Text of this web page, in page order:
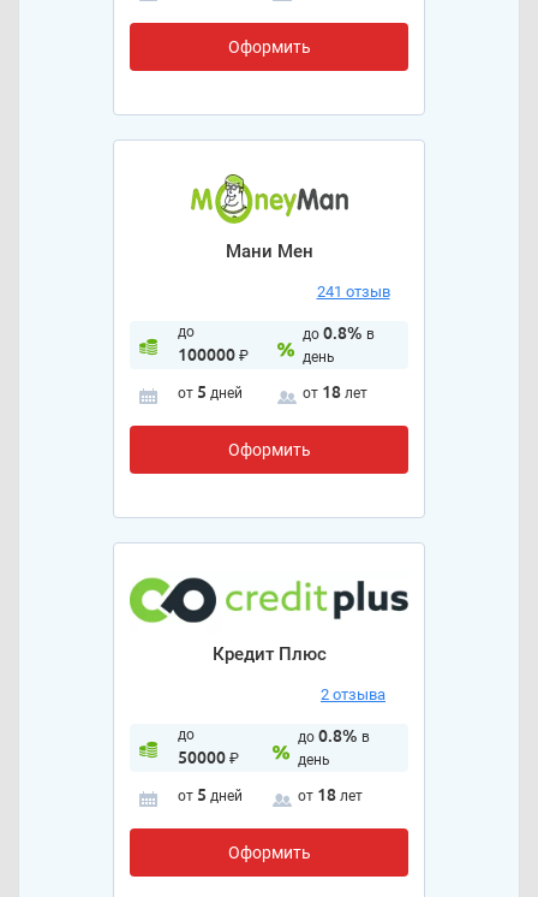
Оформить
Мани Мен
241 отзыв
до
100000₽
до 0.8% в
день
от 5 дней от 18 лет
Оформить
Кредит Плюс
2 отзыва
до
50000₽
до 0.8% в
день
от 5 дней от 18 лет
Оформить